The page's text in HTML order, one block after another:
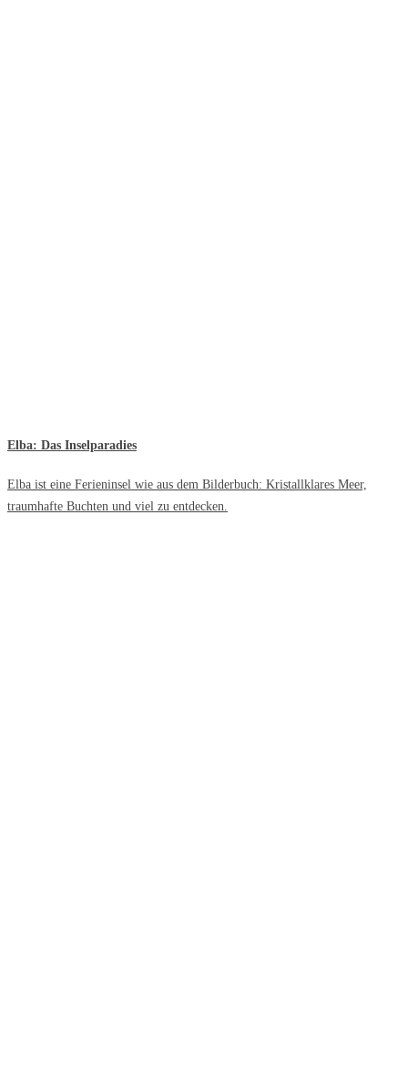
Elba: Das Inselparadies
Elba ist eine Ferieninsel wie aus dem Bilderbuch: Kristallklares Meer,
traumhafte Buchten und viel zu entdecken.